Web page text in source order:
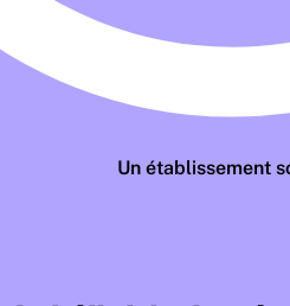
Un établissement